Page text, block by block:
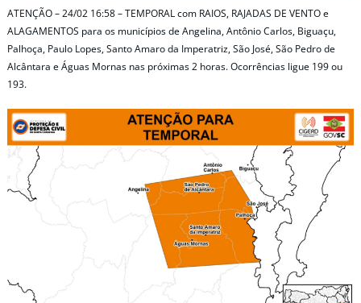
ATENÇÃO – 24/02 16:58 – TEMPORAL com RAIOS, RAJADAS DE VENTO e
ALAGAMENTOS para os municípios de Angelina, Antônio Carlos, Biguaçu,
Palhoça, Paulo Lopes, Santo Amaro da Imperatriz, São José, São Pedro de
Alcântara e Águas Mornas nas próximas 2 horas. Ocorrências ligue 199 ou
193.